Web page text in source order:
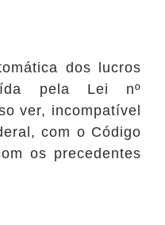
dos lucros
pela Lei nº
ver, incompatível
com o Código
os precedentes